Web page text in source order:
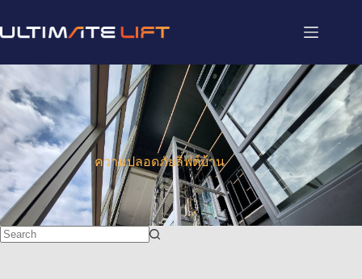
ความปลอดภัยลิฟต์บ้าน